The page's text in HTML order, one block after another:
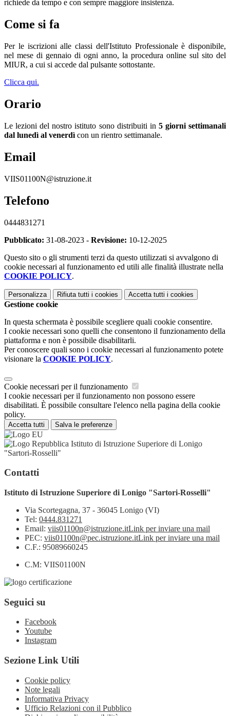
richiede da tempo e con sempre maggiore insistenza.
Come si fa
Per le iscrizioni alle classi dell'Istituto Professionale è disponibile,
nel mese di gennaio di ogni anno, la procedura online sul sito del
MIUR, a cui si accede dal pulsante sottostante.
Clicca qui.
Orario
Le lezioni del nostro istituto sono distribuiti in 5 giorni settimanali
dal lunedì al venerdì con un rientro settimanale.
Email
VIIS01100N@istruzione.it
Telefono
0444831271
Pubblicato: 31-08-2023 - Revisione: 10-12-2025
Questo sito o gli strumenti terzi da questo utilizzati si avvalgono di
cookie necessari al funzionamento ed utili alle finalità illustrate nella
COOKIE POLICY.
Personalizza Rifiuta tutti i cookies Accetta tutti i cookies
Gestione cookie
In questa schermata è possibile scegliere quali cookie consentire.
I cookie necessari sono quelli che consentono il funzionamento della
piattaforma e non è possibile disabilitarli.
Per conoscere quali sono i cookie necessari al funzionamento potete
visionare la COOKIE POLICY.
Cookie necessari per il funzionamento
I cookie necessari per il funzionamento non possono essere
disabilitati. È possibile consultare l'elenco nella pagina della cookie
policy.
Accetta tutti Salva le preferenze
Istituto di Istruzione Superiore di Lonigo
"Sartori-Rosselli"
Contatti
Istituto di Istruzione Superiore di Lonigo "Sartori-Rosselli"
Via Scortegagna, 37 - 36045 Lonigo (VI)
Tel: 0444.831271
Email: viis01100n@istruzione.itLink per inviare una mail
PEC: viis01100n@pec.istruzione.itLink per inviare una mail
C.F.: 95089660245
C.M: VIIS01100N
Seguici su
Facebook
Youtube
Instagram
Sezione Link Utili
Cookie policy
Note legali
Informativa Privacy
Ufficio Relazioni con il Pubblico